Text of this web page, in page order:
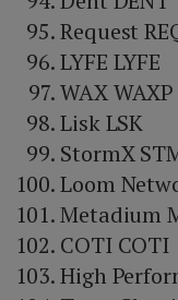
Request
LYFE LYFE
WAX WAXP
Lisk LSK
StormX
Loom
Metadium
COTI COTI
High